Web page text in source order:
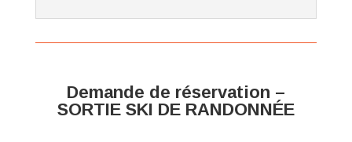
Demande de réservation –
SORTIE SKI DE RANDONNÉE